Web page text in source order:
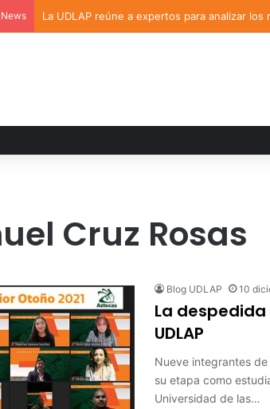
La UDLAP reúne a expertos para analizar
Cruz Rosas
Blog UDLAP 10
La
UDLAP
Nueve integrantes
su etapa como
Universidad de las…